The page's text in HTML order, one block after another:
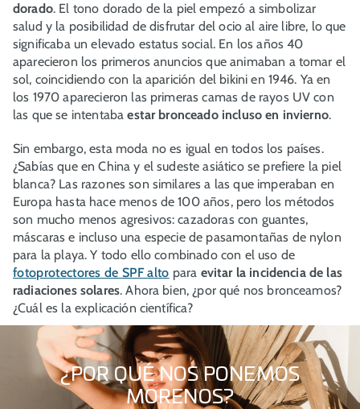
dorado. El tono dorado de la piel empezó a simbolizar
salud y la posibilidad de disfrutar del ocio al aire libre, lo que
significaba un elevado estatus social. En los años 40
aparecieron los primeros anuncios que animaban a tomar el
sol, coincidiendo con la aparición del bikini en 1946. Ya en
los 1970 aparecieron las primeras camas de rayos UV con
las que se intentabaestar bronceado incluso en invierno.
Sin embargo, esta moda no es igual en todos los países.
¿Sabías que en China y el sudeste asiático se prefiere la piel
blanca? Las razones son similares a las que imperaban en
Europa hasta hace menos de 100 años, pero los métodos
son mucho menos agresivos: cazadoras con guantes,
máscaras e incluso una especie de pasamontañas de nylon
para la playa. Y todo ello combinado con el uso de
fotoprotectores de SPF alto para evitar la incidencia de las
radiaciones solares. Ahora bien, ¿por qué nos bronceamos?
¿Cuál es la explicación científica?
¿POR QUÉ NOS PONEMOS
MORENOS?